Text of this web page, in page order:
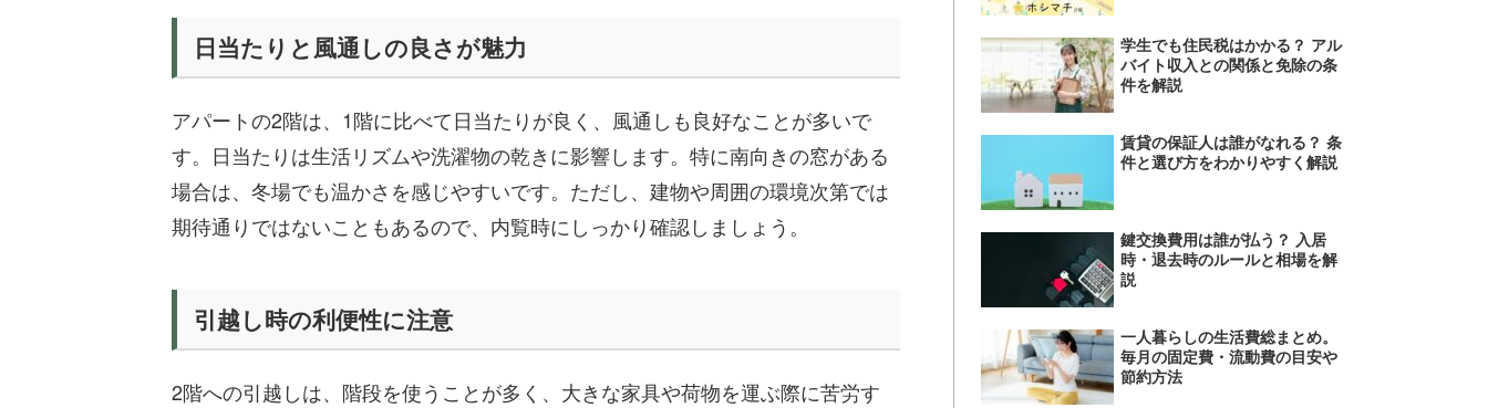
日当たりと風通しの良さが魅力
アパートの2階は、1階に比べて日当たりが良く、風通しも良好なことが多いで
す。日当たりは生活リズムや洗濯物の乾きに影響します。特に南向きの窓がある
場合は、冬場でも温かさを感じやすいです。ただし、建物や周囲の環境次第では
期待通りではないこともあるので、内覧時にしっかり確認しましょう。
引越し時の利便性に注意
2階への引越しは、階段を使うことが多く、大きな家具や荷物を運ぶ際に苦労す
学生でも住民税はかかる？ アル
バイト収入との関係と免除の条
件を解説
賃貸の保証人は誰がなれる？ 条
件と選び方をわかりやすく解説
鍵交換費用は誰が払う？ 入居
時・退去時のルールと相場を解
説
一人暮らしの生活費総まとめ。
毎月の固定費・流動費の目安や
節約方法